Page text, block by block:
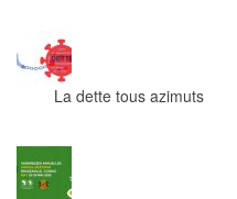
La dette tous azimuts